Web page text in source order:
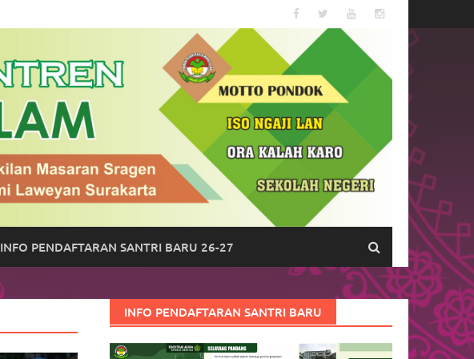
INFO PENDAFTARAN SANTRI BARU 26-27
INFO PENDAFTARAN SANTRI BARU